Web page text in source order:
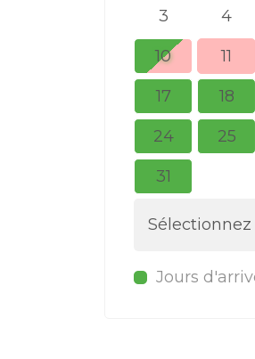
3 4
10 11
17 18
24 25
31
Jours